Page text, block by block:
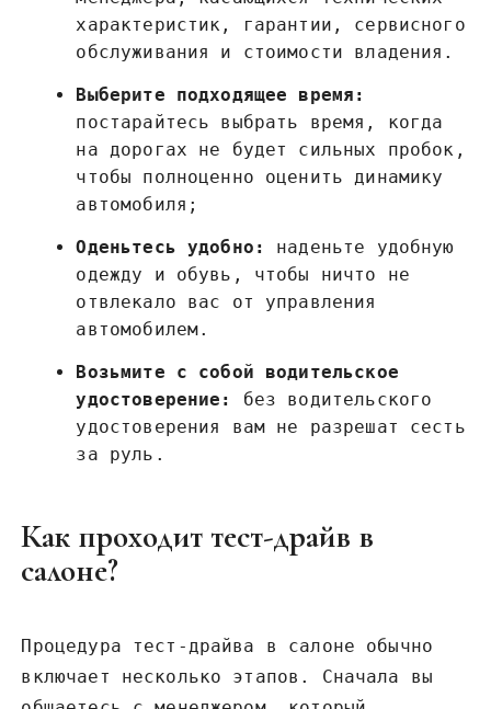
характеристик, гарантии, сервисного
обслуживания и стоимости владения.
Выберите подходящее время:
постарайтесь выбрать время, когда
на дорогах не будет сильных пробок,
чтобы полноценно оценить динамику
автомобиля;
Оденьтесь удобно:
наденьте удобную
одежду и обувь, чтобы ничто не
отвлекало вас от управления
автомобилем.
Возьмите с собой водительское
удостоверение:
без водительского
удостоверения вам не разрешат сесть
за руль.
Как проходит тест-драйв в
салоне?
Процедура тест-драйва в салоне обычно
включает несколько этапов. Сначала вы